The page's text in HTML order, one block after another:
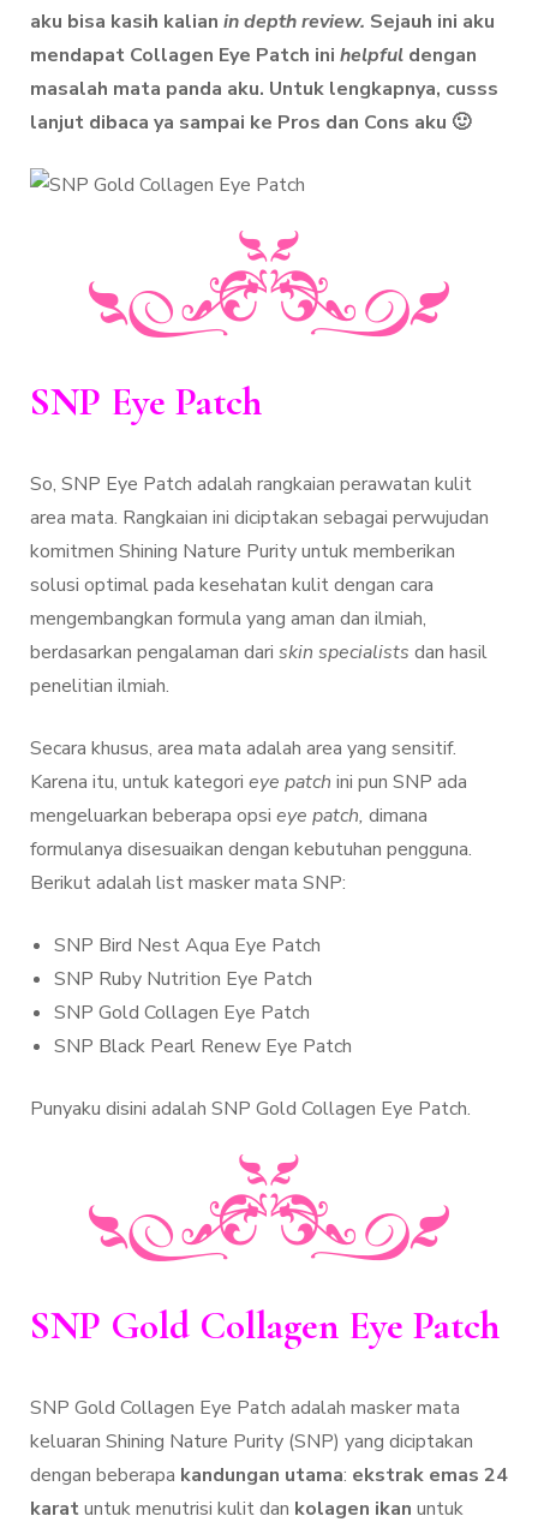
aku bisa kasih kalian in depth review. Sejauh ini aku
mendapat Collagen Eye Patch ini helpful dengan
masalah mata panda aku. Untuk lengkapnya, cusss
lanjut dibaca ya sampai ke Pros dan Cons aku 🙂
SNP Eye Patch
So, SNP Eye Patch adalah rangkaian perawatan kulit
area mata. Rangkaian ini diciptakan sebagai perwujudan
komitmen Shining Nature Purity untuk memberikan
solusi optimal pada kesehatan kulit dengan cara
mengembangkan formula yang aman dan ilmiah,
berdasarkan pengalaman dari skin specialists dan hasil
penelitian ilmiah.
Secara khusus, area mata adalah area yang sensitif.
Karena itu, untuk kategori eye patch ini pun SNP ada
mengeluarkan beberapa opsi eye patch, dimana
formulanya disesuaikan dengan kebutuhan pengguna.
Berikut adalah list masker mata SNP:
SNP Bird Nest Aqua Eye Patch
SNP Ruby Nutrition Eye Patch
SNP Gold Collagen Eye Patch
SNP Black Pearl Renew Eye Patch
Punyaku disini adalah SNP Gold Collagen Eye Patch.
SNP Gold Collagen Eye Patch
SNP Gold Collagen Eye Patch adalah masker mata
keluaran Shining Nature Purity (SNP) yang diciptakan
dengan beberapa kandungan utama: ekstrak emas 24
karatuntuk menutrisi kulit dan kolagen ikan untuk